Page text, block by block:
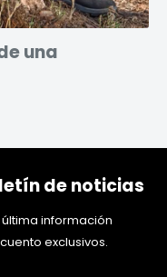
una
de noticias
información
exclusivos.